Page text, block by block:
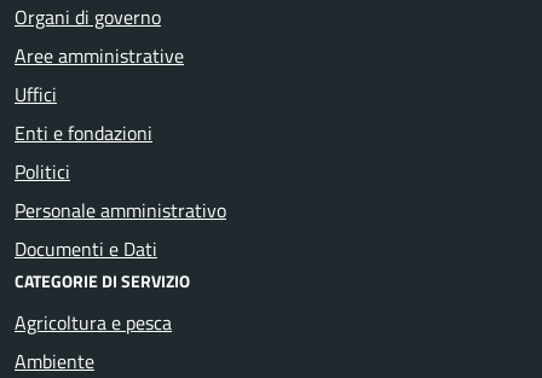
Organi di governo
Aree amministrative
Uffici
Enti e fondazioni
Politici
Personale amministrativo
Documenti e Dati
CATEGORIE DI SERVIZIO
Agricoltura e pesca
Ambiente